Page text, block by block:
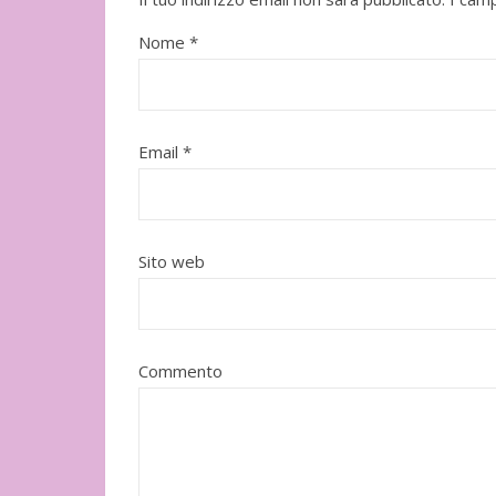
Nome *
Email *
Sito web
Commento